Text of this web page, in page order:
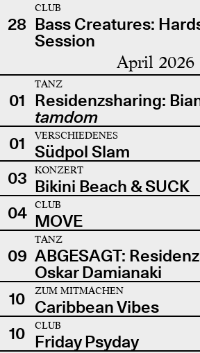
28
CLUB
Bass Creatures:
Session
April 2026
01
TANZ
Residenzsharing:
tamdom
01
VERSCHIEDENES
Südpol Slam
03
KONZERT
Bikini Beach & SUCK
04
CLUB
MOVE
09
TANZ
ABGESAGT:
Oskar Damianaki
10
ZUM MITMACHEN
Caribbean Vibes
10
CLUB
Friday Psyday